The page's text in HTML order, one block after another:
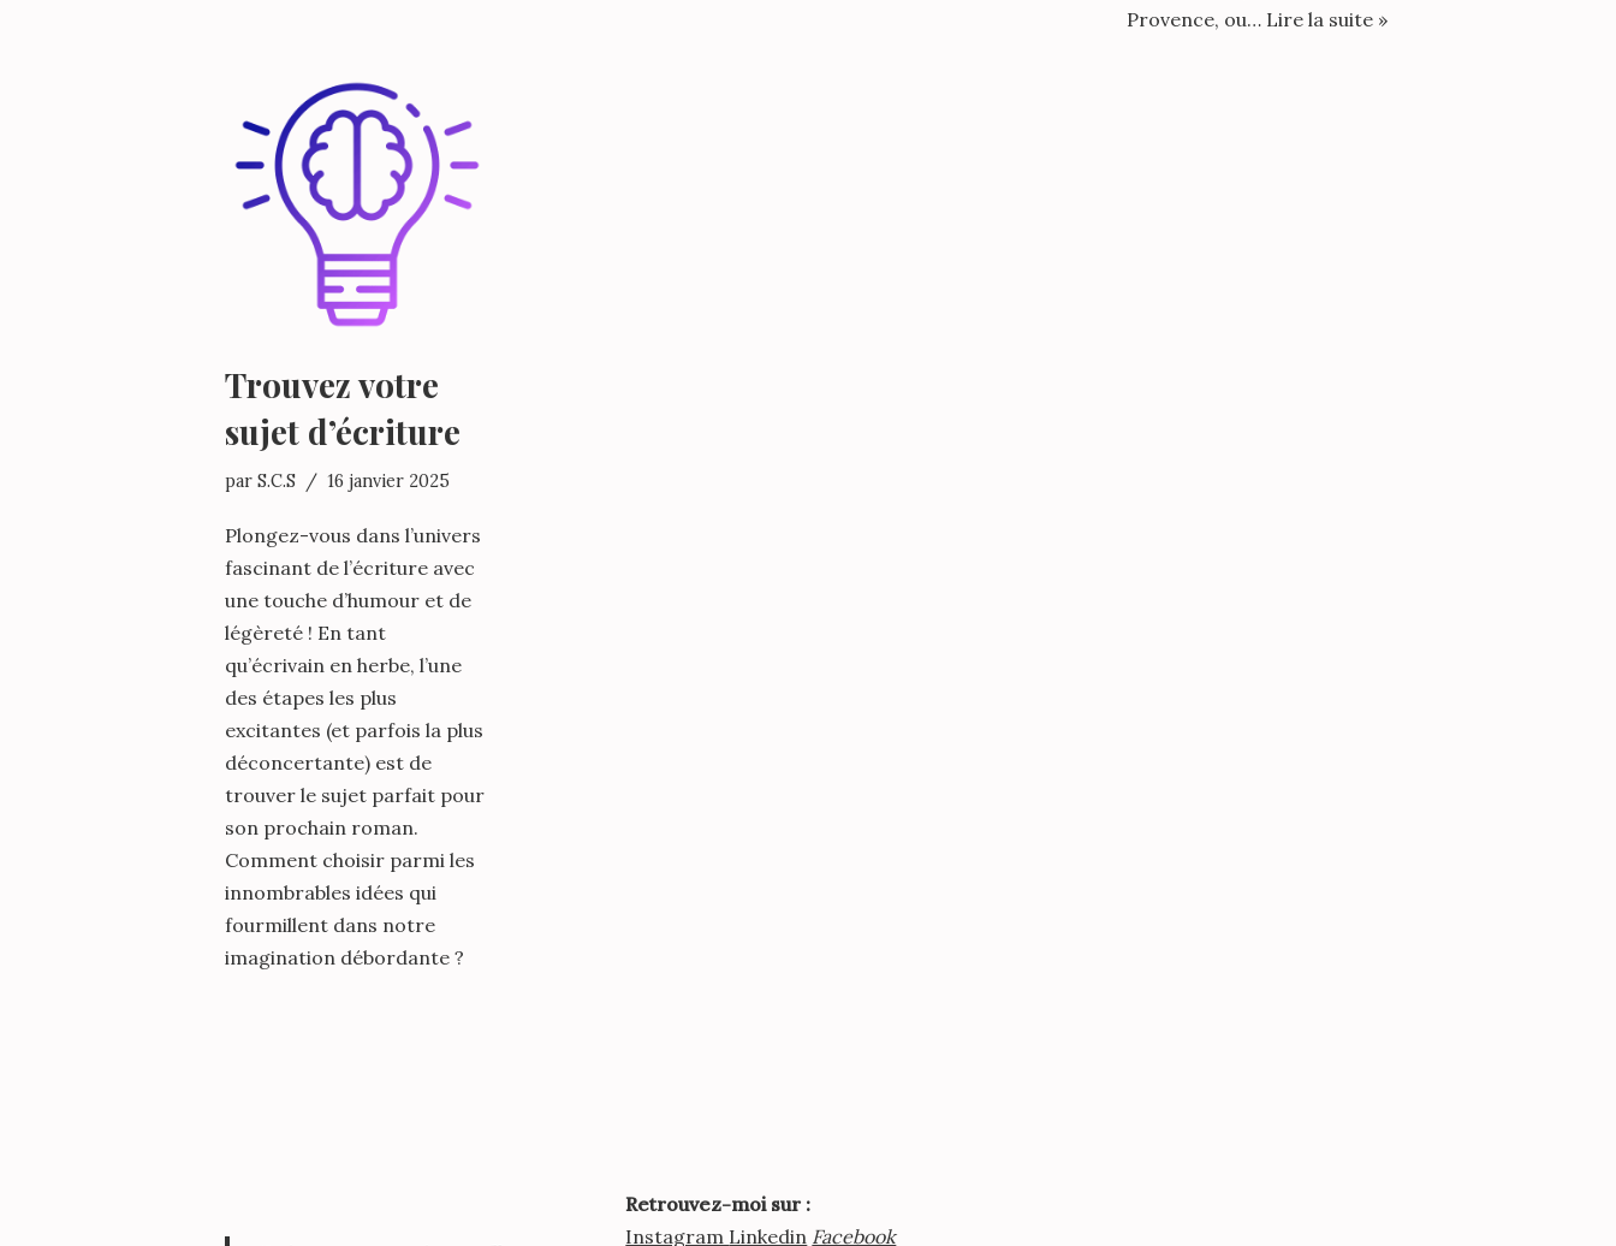
Provence, ou… Lire la suite »
Trouvez votre
sujet d’écriture
par S.C.S 16 janvier 2025
Plongez-vous dans l’univers
fascinant de l’écriture avec
une touche d’humour et de
légèreté ! En tant
qu’écrivain en herbe, l’une
des étapes les plus
excitantes (et parfois la plus
déconcertante) est de
trouver le sujet parfait pour
son prochain roman.
Comment choisir parmi les
innombrables idées qui
fourmillent dans notre
imagination débordante ?
Retrouvez-moi sur :
Instagram Linkedin Facebook